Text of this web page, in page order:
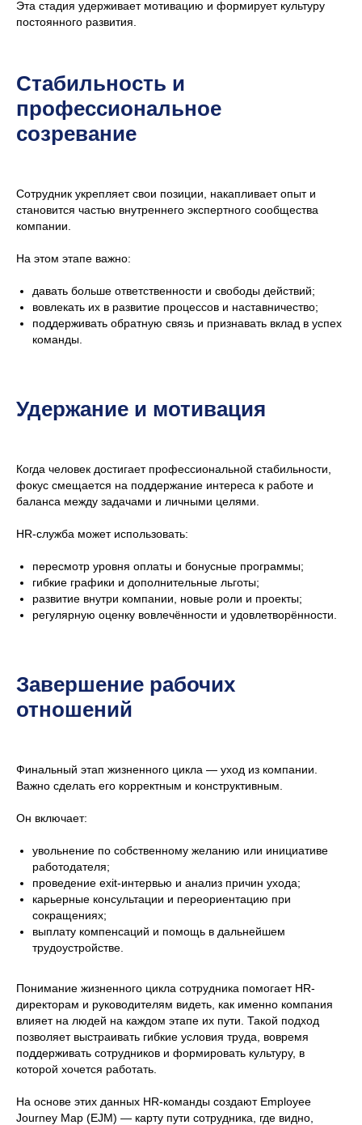
Эта стадия удерживает мотивацию и формирует культуру
постоянного развития.
Стабильность и
профессиональное
созревание
Сотрудник укрепляет свои позиции, накапливает опыт и
становится частью внутреннего экспертного сообщества
компании.
На этом этапе важно:
давать больше ответственности и свободы действий;
вовлекать их в развитие процессов и наставничество;
поддерживать обратную связь и признавать вклад в успех
команды.
Удержание и мотивация
Когда человек достигает профессиональной стабильности,
фокус смещается на поддержание интереса к работе и
баланса между задачами и личными целями.
HR-служба может использовать:
пересмотр уровня оплаты и бонусные программы;
гибкие графики и дополнительные льготы;
развитие внутри компании, новые роли и проекты;
регулярную оценку вовлечённости и удовлетворённости.
Завершение рабочих
отношений
Финальный этап жизненного цикла — уход из компании.
Важно сделать его корректным и конструктивным.
Он включает:
увольнение по собственному желанию или инициативе
работодателя;
проведение exit-интервью и анализ причин ухода;
карьерные консультации и переориентацию при
сокращениях;
выплату компенсаций и помощь в дальнейшем
трудоустройстве.
Понимание жизненного цикла сотрудника помогает HR-
директорам и руководителям видеть, как именно компания
влияет на людей на каждом этапе их пути. Такой подход
позволяет выстраивать гибкие условия труда, вовремя
поддерживать сотрудников и формировать культуру, в
которой хочется работать.
На основе этих данных HR-команды создают Employee
Journey Map (EJM) — карту пути сотрудника, где видно,